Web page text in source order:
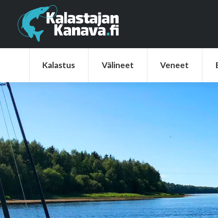
Kalastus Välineet Veneet
Kalastus Välineet